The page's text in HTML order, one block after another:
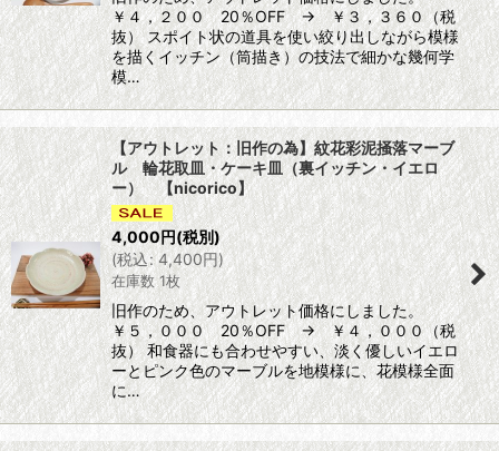
￥４，２００ 20％OFF → ￥３，３６０（税
抜） スポイト状の道具を使い絞り出しながら模様
を描くイッチン（筒描き）の技法で細かな幾何学
模…
【アウトレット：旧作の為】紋花彩泥掻落マーブ
ル 輪花取皿・ケーキ皿（裏イッチン・イエロ
ー） 【nicorico】
4,000円(税別)
(税込: 4,400円)
在庫数 1枚
旧作のため、アウトレット価格にしました。
￥５，０００ 20％OFF → ￥４，０００（税
抜） 和食器にも合わせやすい、淡く優しいイエロ
ーとピンク色のマーブルを地模様に、花模様全面
に…